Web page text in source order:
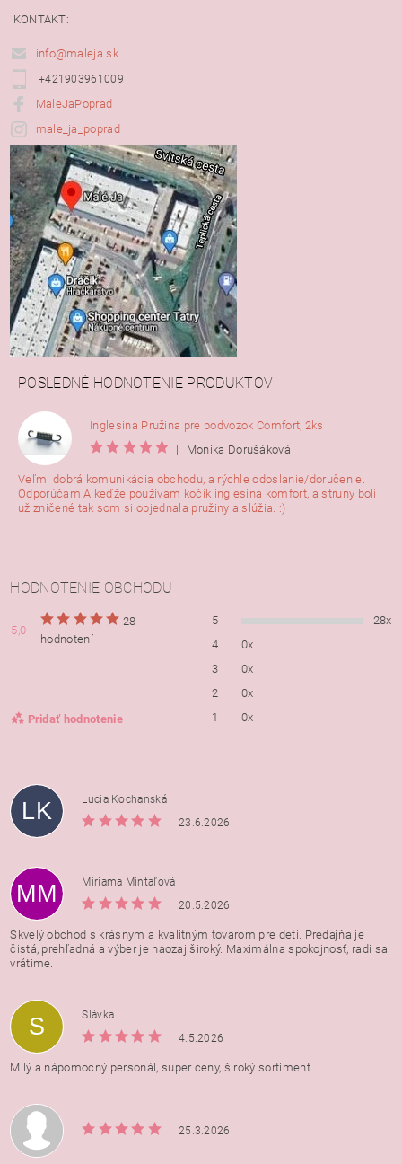
KONTAKT:
info@maleja.sk
+421903961009
MaleJaPoprad
male_ja_poprad
POSLEDNÉ HODNOTENIE PRODUKTOV
Inglesina Pružina pre podvozok Comfort, 2ks
|
Monika Dorušáková
Veľmi dobrá komunikácia obchodu, a rýchle odoslanie/doručenie.
Odporúčam A keďže používam kočík inglesina komfort, a struny boli
už zničené tak som si objednala pružiny a slúžia. :)
HODNOTENIE OBCHODU
5,0
28
hodnotení
Pridať hodnotenie
5
28x
4
0x
3
0x
2
0x
1
0x
Vložením hodnotenie súhlasíte s
osobných údajov
LK
Lucia Kochanská
23.6.2026
MM
Miriama Mintaľová
20.5.2026
Skvelý obchod s krásnym a kvalitným tovarom pre deti. Predajňa je
čistá, prehľadná a výber je naozaj široký. Maximálna spokojnosť, radi sa
vrátime.
S
Slávka
4.5.2026
Milý a nápomocný personál, super ceny, široký sortiment.
25.3.2026